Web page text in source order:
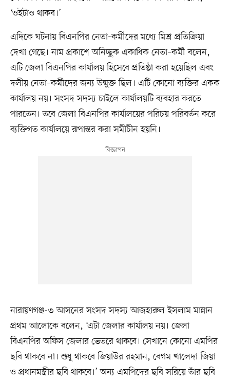
‘ওইটাও থাকব।’
এদিকে ঘটনায় বিএনপির নেতা-কর্মীদের মধ্যে মিশ্র প্রতিক্রিয়া
দেখা গেছে। নাম প্রকাশে অনিচ্ছুক একাধিক নেতা–কর্মী বলেন,
এটি জেলা বিএনপির কার্যালয় হিসেবে প্রতিষ্ঠা করা হয়েছিল এবং
দলীয় নেতা–কর্মীদের জন্য উন্মুক্ত ছিল। এটি কোনো ব্যক্তির একক
কার্যালয় নয়। সংসদ সদস্য চাইলে কার্যালয়টি ব্যবহার করতে
পারতেন। তবে জেলা বিএনপির কার্যালয়ের পরিচয় পরিবর্তন করে
ব্যক্তিগত কার্যালয়ে রূপান্তর করা সমীচীন হয়নি।
নারায়ণগঞ্জ-৩ আসনের সংসদ সদস্য আজহারুল ইসলাম মান্নান
প্রথম আলোকে বলেন, ‘এটা জেলার কার্যালয় নয়। জেলা
বিএনপির অফিস জেলার ভেতরে থাকবে। সেখানে কোনো এমপির
ছবি থাকবে না। শুধু থাকবে জিয়াউর রহমান, বেগম খালেদা জিয়া
ও প্রধানমন্ত্রীর ছবি থাকবে।’ অন্য এমপিদের ছবি সরিয়ে তাঁর ছবি